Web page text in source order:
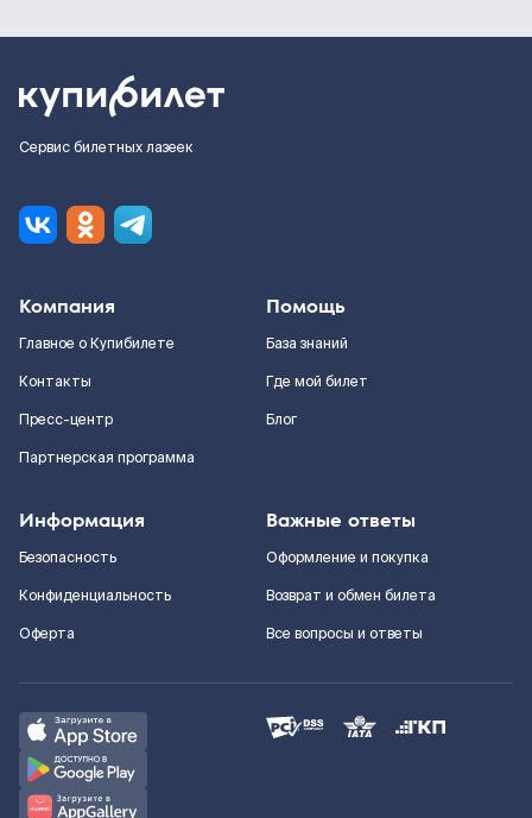
Сервис билетных лазеек
Компания
Главное о Купибилете
Контакты
Пресс-центр
Партнерская программа
Помощь
База знаний
Где мой билет
Блог
Информация
Безопасность
Конфиденциальность
Оферта
Важные ответы
Оформление и покупка
Возврат и обмен билета
Все вопросы и ответы